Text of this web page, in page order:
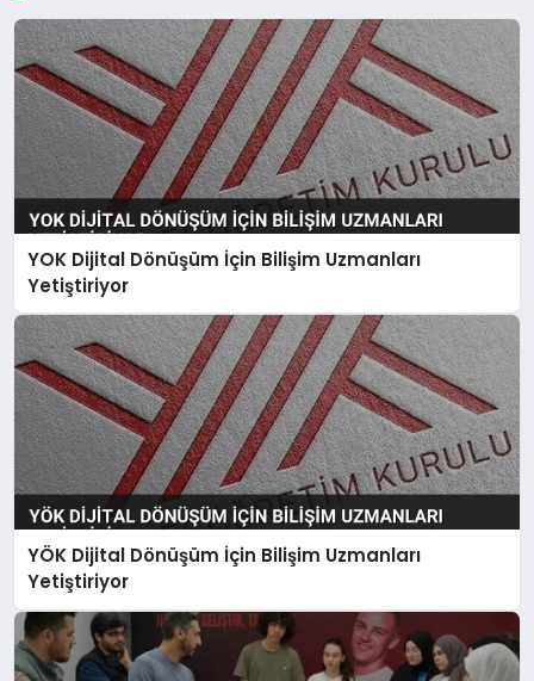
YOK Dijital Dönüşüm İçin Bilişim Uzmanları
Yetiştiriyor
YÖK Dijital Dönüşüm İçin Bilişim Uzmanları
Yetiştiriyor